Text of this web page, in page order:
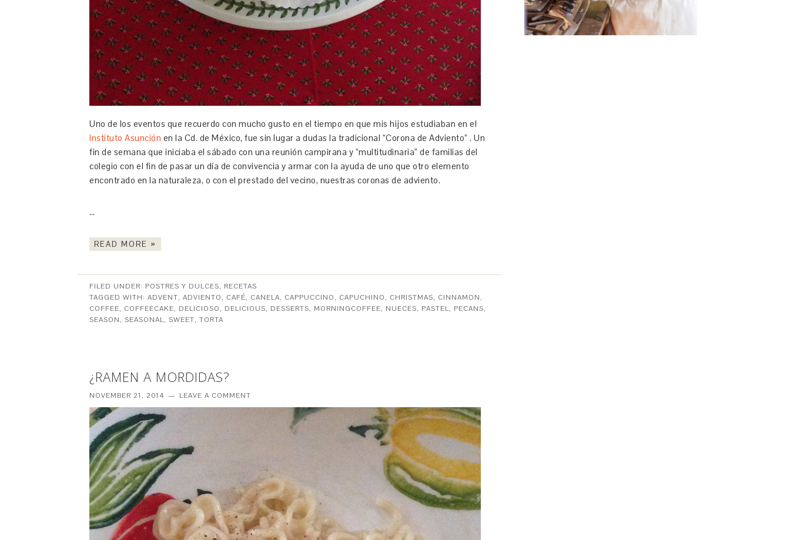
Uno de los eventos que recuerdo con mucho gusto en el tiempo en que mis hijos estudiaban en el
Instituto Asunción en la Cd. de México, fue sin lugar a dudas la tradicional “Corona de Adviento” . Un
fin de semana que iniciaba el sábado con una reunión campirana y “multitudinaria” de familias del
colegio con el fin de pasar un día de convivencia y armar con la ayuda de uno que otro elemento
encontrado en la naturaleza, o con el prestado del vecino, nuestras coronas de adviento.
…
READ MORE »
FILED UNDER: POSTRES Y DULCES, RECETAS
TAGGED WITH: ADVENT, ADVIENTO, CAFÉ, CANELA, CAPPUCCINO, CAPUCHINO, CHRISTMAS, CINNAMON,
COFFEE, COFFEECAKE, DELICIOSO, DELICIOUS, DESSERTS, MORNINGCOFFEE, NUECES, PASTEL, PECANS,
SEASON, SEASONAL, SWEET, TORTA
¿RAMEN A MORDIDAS?
NOVEMBER 21, 2014 LEAVE A COMMENT